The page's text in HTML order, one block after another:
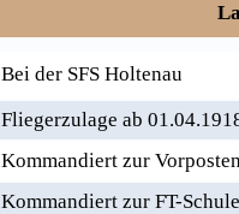
Bei der SFS Holtenau
Fliegerzulage ab
Kommandiert zur
Kommandiert zur FT-